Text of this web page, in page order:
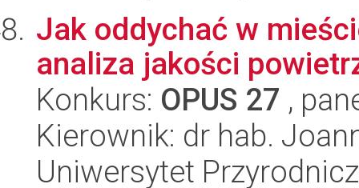
Jak oddychać w
analiza jakości
Konkurs: OPUS 27 ,
Kierownik: dr hab.
Uniwersytet